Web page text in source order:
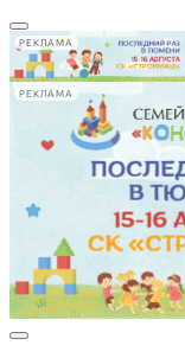
РЕКЛАМА
РЕКЛАМА